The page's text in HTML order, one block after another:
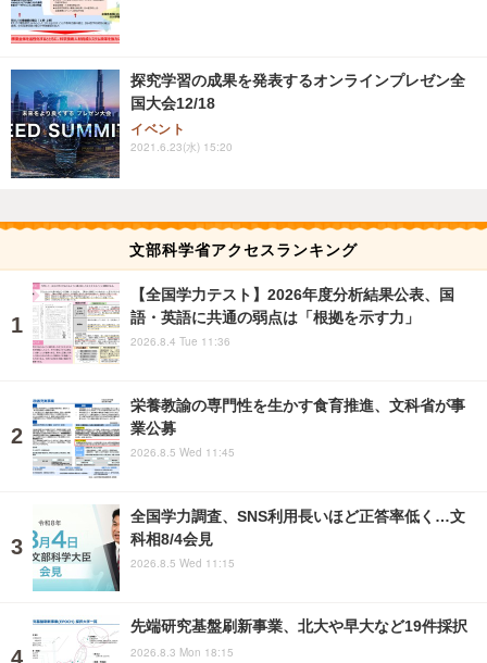
探究学習の成果を発表するオンラインプレゼン全
国大会12/18
イベント
2021.6.23(水) 15:20
文部科学省アクセスランキング
【全国学力テスト】2026年度分析結果公表、国
語・英語に共通の弱点は「根拠を示す力」
2026.8.4 Tue 11:36
栄養教諭の専門性を生かす食育推進、文科省が事
業公募
2026.8.5 Wed 11:45
全国学力調査、SNS利用長いほど正答率低く…文
科相8/4会見
2026.8.5 Wed 11:15
先端研究基盤刷新事業、北大や早大など19件採択
2026.8.3 Mon 18:15